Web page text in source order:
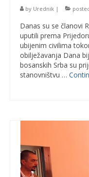
by Urednik |
Danas su se članovi
uputili prema
ubijenim civilima
obilježavanja Dana
bosanskih Srba su
stanovništvu …